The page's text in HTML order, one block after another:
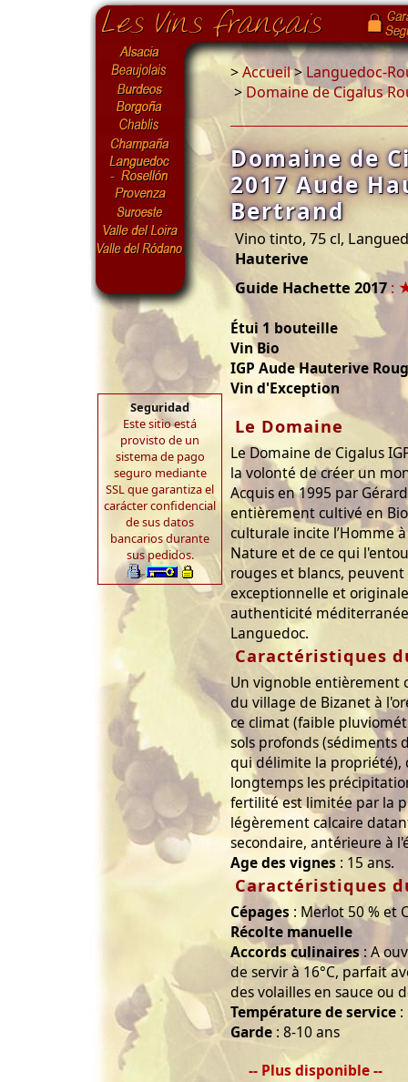
Seguridad
Este sitio está
provisto de un
sistema de pago
seguro mediante
SSL que garantiza el
carácter confidencial
de sus datos
bancarios durante
sus pedidos.
>Accueil>Languedoc-
> Domaine de Cigalus
Domaine de
2017 Aude
Bertrand
Vino tinto, 75 cl,
Hauterive
Guide Hachette 2017:
Étui 1 bouteille
Vin Bio
IGP Aude Hauterive
Vin d'Exception
Le Domaine
Le Domaine de Cigalus
la volonté de créer un
Acquis en 1995 par
entièrement cultivé en
culturale incite l’Homme
Nature et de ce qui
rouges et blancs,
exceptionnelle et
authenticité
Languedoc.
Caractéristiques
Un vignoble entièrement
du village de Bizanet à
ce climat (faible
sols profonds (sédiments
qui délimite la
longtemps les
fertilité est limitée par la
légèrement calcaire
secondaire, antérieure à
Age des vignes : 15 ans.
Caractéristiques
Cépages : Merlot 50 % et
Récolte manuelle
Accords culinaires: A
de servir à 16°C, parfait
des volailles en sauce ou
Température de service :
Garde : 8-10 ans
-- Plus disponible --